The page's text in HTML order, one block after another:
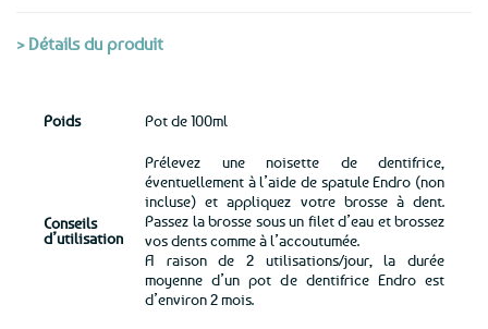
> Détails du produit
Poids Pot de 100ml
Conseils
d’utilisation
Prélevez une noisette de dentifrice,
éventuellement à l’aide de spatule Endro (non
incluse) et appliquez votre brosse à dent.
Passez la brosse sous un filet d’eau et brossez
vos dents comme à l’accoutumée.
A raison de 2 utilisations/jour, la durée
moyenne d’un pot de dentifrice Endro est
d’environ 2 mois.